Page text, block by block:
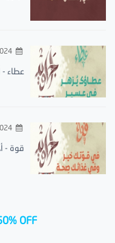
18-03-2024 08:48 مساءً
عطاء -
18-03-2024 08:46 مساءً
قوة -
OFF